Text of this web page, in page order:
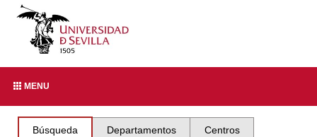
MENU
Búsqueda Departamentos Centros